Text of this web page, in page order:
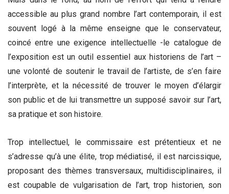
accessible au plus grand nombre l’art contemporain, il est
souvent logé à la même enseigne que le conservateur,
coincé entre une exigence intellectuelle -le catalogue de
l’exposition est un outil essentiel aux historiens de l’art –
une volonté de soutenir le travail de l’artiste, de s’en faire
l’interprète, et la nécessité de trouver le moyen d’élargir
son public et de lui transmettre un supposé savoir sur l’art,
sa pratique et son histoire.
Trop intellectuel, le commissaire est prétentieux et ne
s’adresse qu’à une élite, trop médiatisé, il est narcissique,
proposant des thèmes transversaux, multidisciplinaires, il
est coupable de vulgarisation de l’art, trop historien, son